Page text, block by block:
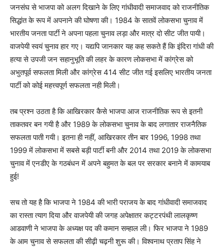
जनसंघ से भाजपा को अलग दिखाने के लिए गांधीवादी समाजवाद को राजनीतिक
सिद्धांत के रूप में अपनाने की घोषणा की। 1984 के सातवें लोकसभा चुनाव में
भारतीय जनता पार्टी ने अपना पहला चुनाव लड़ा और मात्र दो सीट जीत पायी।
वाजपेयी स्वयं चुनाव हार गए। यद्यपि जानकार यह कह सकते हैं कि इंदिरा गांधी की
हत्या से उपजी जन सहानुभूति की लहर के कारण लोकसभा में कांग्रेस को
अभुतपूर्व सफलता मिली और कांग्रेस 414 सीट जीत गई इसलिए भारतीय जनता
पार्टी को कोई महत्त्वपूर्ण सफलता नही मिली।
तब प्रश्न उठता है कि आखिरकार कैसे भाजपा आज राजनीतिक रूप से इतनी
ताकतवर बन गयी है और 1989 के लोकसभा चुनाव के बाद लगातार राजनैतिक
सफलता पाती गयी। इतना ही नहीं, आखिरकार तीन बार 1996, 1998 तथा
1999 में लोकसभा में सबसे बड़ी पार्टी बनी और 2014 तथा 2019 के लोकसभा
चुनाव में एनडीए के गठबंधन में अपने बहुमत के बल पर सरकार बनाने में कामयाब
हुई!
सच तो यह है कि भाजपा ने 1984 की भारी पराजय के बाद गांधीवादी समाजवाद
का रास्ता त्याग दिया और वाजपेयी की जगह अपेक्षातर कट्टरपंथी लालकृष्ण
आडवाणी ने भाजपा के अध्यक्ष पद की कमान सम्हाल ली। फिर भाजपा ने 1989
के आम चुनाव से सफलता की सीढ़ी चढ़नी शुरू की। विश्वनाथ प्रताप सिंह ने